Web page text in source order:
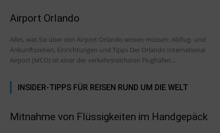
Airport Orlando
Alles, was Sie über den Airport Orlando wissen müssen: Abflug- und
Ankunftszeiten, Einrichtungen und Tipps Der Orlando International
Airport (MCO) ist einer der verkehrsreichsten Flughäfen...
INSIDER-TIPPS FÜR REISEN RUND UM DIE WELT
Mitnahme von Flüssigkeiten im Handgepäck